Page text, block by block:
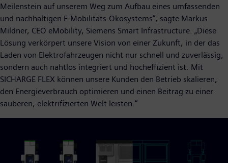
Meilenstein auf unserem Weg zum Aufbau eines umfassenden
und nachhaltigen E-Mobilitäts-Ökosystems“, sagte Markus
Mildner, CEO eMobility, Siemens Smart Infrastructure. „Diese
Lösung verkörpert unsere Vision von einer Zukunft, in der das
Laden von Elektrofahrzeugen nicht nur schnell und zuverlässig,
sondern auch nahtlos integriert und hocheffizient ist. Mit
SICHARGE FLEX können unsere Kunden den Betrieb skalieren,
den Energieverbrauch optimieren und einen Beitrag zu einer
sauberen, elektrifizierten Welt leisten.“